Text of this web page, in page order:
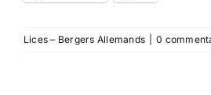
Lices – Bergers Allemands 0